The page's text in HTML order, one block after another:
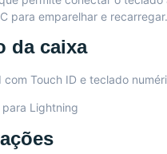
para emparelhar e recarregar.
da caixa
com Touch ID e teclado
Lightning